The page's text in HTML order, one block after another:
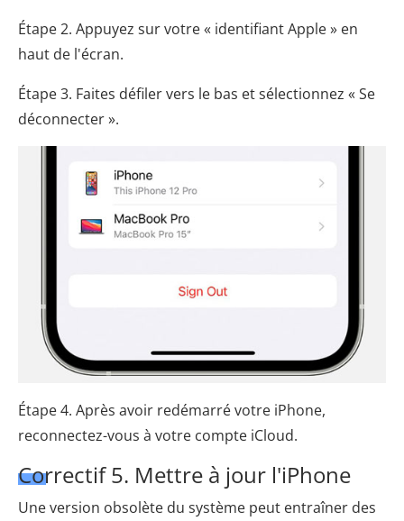
Étape 2. Appuyez sur votre « identifiant Apple » en
haut de l'écran.
Étape 3. Faites défiler vers le bas et sélectionnez « Se
déconnecter ».
Étape 4. Après avoir redémarré votre iPhone,
reconnectez-vous à votre compte iCloud.
Correctif 5. Mettre à jour l'iPhone
Une version obsolète du système peut entraîner des